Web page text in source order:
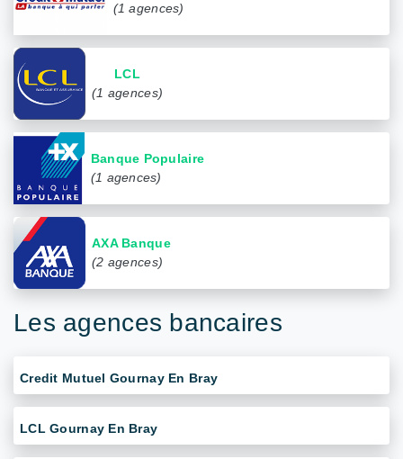
(1 agences)
LCL
(1 agences)
Banque Populaire
(1 agences)
AXA Banque
(2 agences)
Les agences bancaires
Credit Mutuel Gournay En Bray
LCL Gournay En Bray